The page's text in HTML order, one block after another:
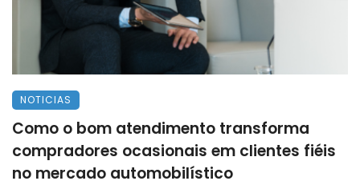
NOTICIAS
Como o bom atendimento transforma
compradores ocasionais em clientes fiéis
no mercado automobilístico